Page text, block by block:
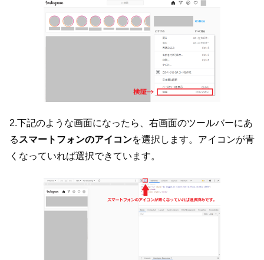
2.下記のような画面になったら、右画面のツールバーにあ
るスマートフォンのアイコンを選択します。アイコンが青
くなっていれば選択できています。